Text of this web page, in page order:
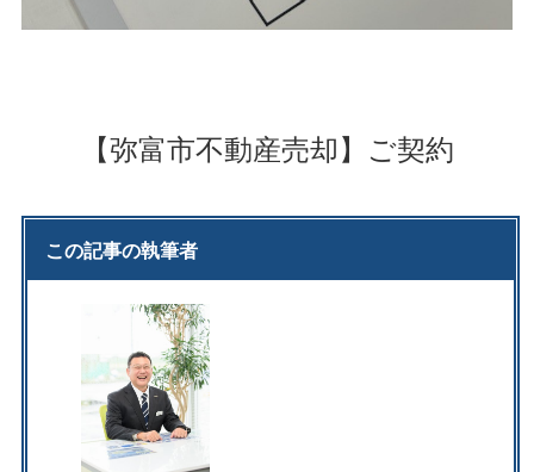
【弥富市不動産売却】ご契約
この記事の執筆者